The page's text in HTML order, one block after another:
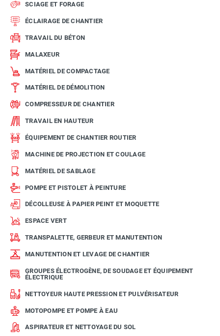
SCIAGE ET FORAGE
ÉCLAIRAGE DE CHANTIER
TRAVAIL DU BÉTON
MALAXEUR
MATÉRIEL DE COMPACTAGE
MATÉRIEL DE DÉMOLITION
COMPRESSEUR DE CHANTIER
TRAVAIL EN HAUTEUR
ÉQUIPEMENT DE CHANTIER ROUTIER
MACHINE DE PROJECTION ET COULAGE
MATÉRIEL DE SABLAGE
POMPE ET PISTOLET À PEINTURE
DÉCOLLEUSE À PAPIER PEINT ET MOQUETTE
ESPACE VERT
TRANSPALETTE, GERBEUR ET MANUTENTION
MANUTENTION ET LEVAGE DE CHANTIER
GROUPES ÉLECTROGÈNE, DE SOUDAGE ET ÉQUIPEMENT
ÉLECTRIQUE
NETTOYEUR HAUTE PRESSION ET PULVÉRISATEUR
MOTOPOMPE ET POMPE À EAU
ASPIRATEUR ET NETTOYAGE DU SOL